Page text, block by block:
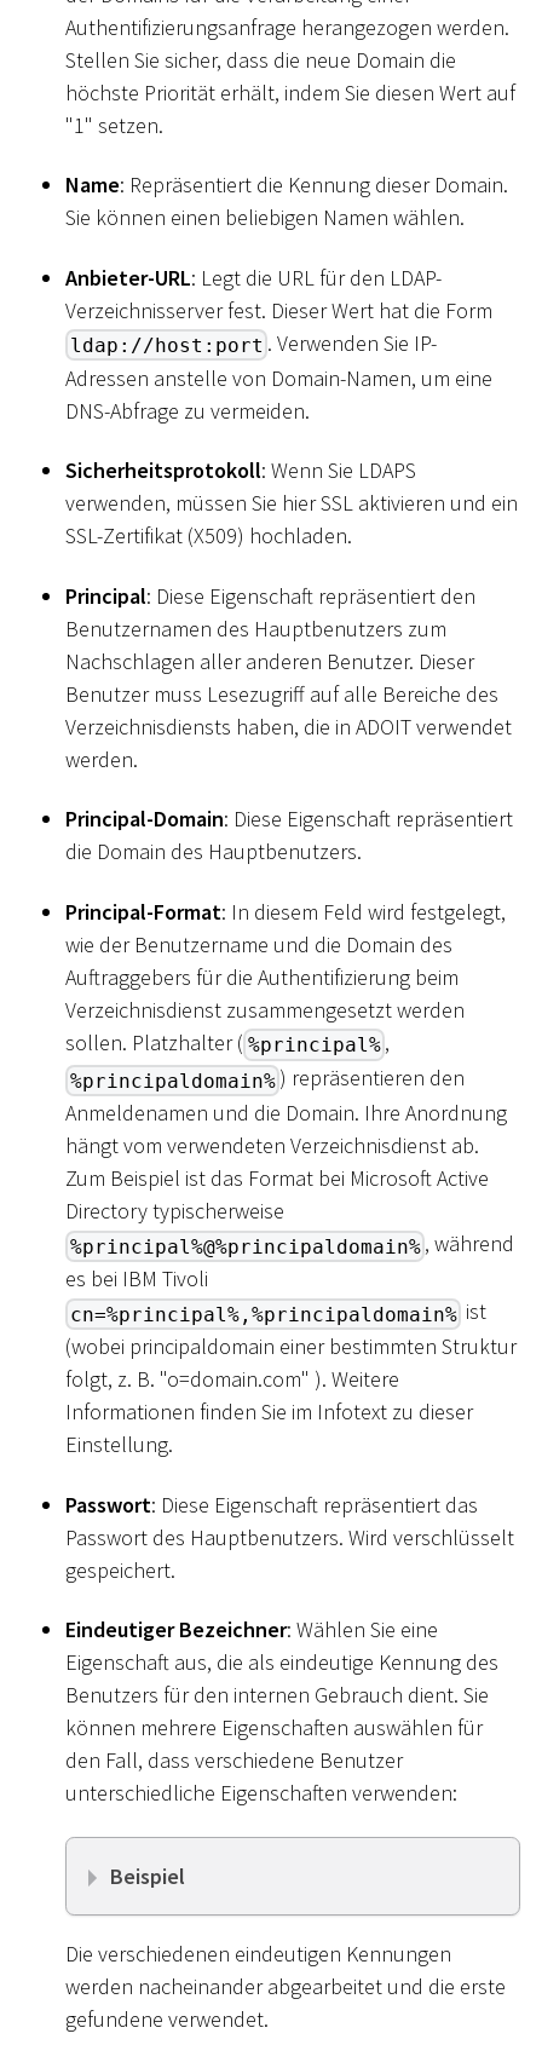
Authentifizierungsanfrage herangezogen werden.
Stellen Sie sicher, dass die neue Domain die
höchste Priorität erhält, indem Sie diesen Wert auf
"1" setzen.
Name: Repräsentiert die Kennung dieser Domain.
Sie können einen beliebigen Namen wählen.
Anbieter-URL: Legt die URL für den LDAP-
Verzeichnisserver fest. Dieser Wert hat die Form
ldap://host:port . Verwenden Sie IP-
Adressen anstelle von Domain-Namen, um eine
DNS-Abfrage zu vermeiden.
Sicherheitsprotokoll: Wenn Sie LDAPS
verwenden, müssen Sie hier SSL aktivieren und ein
SSL-Zertifikat (X509) hochladen.
Principal: Diese Eigenschaft repräsentiert den
Benutzernamen des Hauptbenutzers zum
Nachschlagen aller anderen Benutzer. Dieser
Benutzer muss Lesezugriff auf alle Bereiche des
Verzeichnisdiensts haben, die in ADOIT verwendet
werden.
Principal-Domain: Diese Eigenschaft repräsentiert
die Domain des Hauptbenutzers.
Principal-Format: In diesem Feld wird festgelegt,
wie der Benutzername und die Domain des
Auftraggebers für die Authentifizierung beim
Verzeichnisdienst zusammengesetzt werden
sollen. Platzhalter ( %principal% ,
%principaldomain% ) repräsentieren den
Anmeldenamen und die Domain. Ihre Anordnung
hängt vom verwendeten Verzeichnisdienst ab.
Zum Beispiel ist das Format bei Microsoft Active
Directory typischerweise
%principal%@%principaldomain% , während
es bei IBM Tivoli
cn=%principal%,%principaldomain% ist
(wobei principaldomain einer bestimmten Struktur
folgt, z. B. "o=domain.com" ). Weitere
Informationen finden Sie im Infotext zu dieser
Einstellung.
Passwort: Diese Eigenschaft repräsentiert das
Passwort des Hauptbenutzers. Wird verschlüsselt
gespeichert.
Eindeutiger Bezeichner: Wählen Sie eine
Eigenschaft aus, die als eindeutige Kennung des
Benutzers für den internen Gebrauch dient. Sie
können mehrere Eigenschaften auswählen für
den Fall, dass verschiedene Benutzer
unterschiedliche Eigenschaften verwenden:
Beispiel
Die verschiedenen eindeutigen Kennungen
werden nacheinander abgearbeitet und die erste
gefundene verwendet.